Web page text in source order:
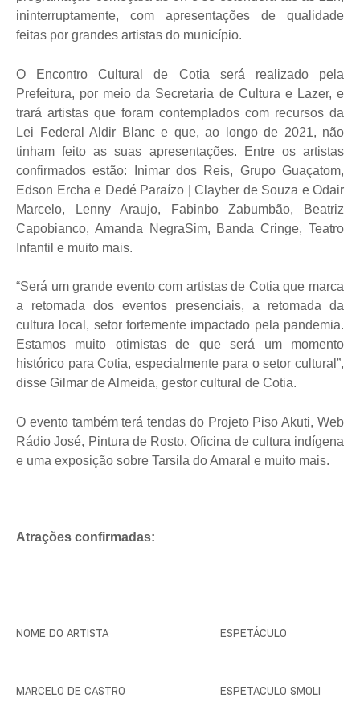
ininterruptamente, com apresentações de qualidade
feitas por grandes artistas do município.
O Encontro Cultural de Cotia será realizado pela
Prefeitura, por meio da Secretaria de Cultura e Lazer, e
trará artistas que foram contemplados com recursos da
Lei Federal Aldir Blanc e que, ao longo de 2021, não
tinham feito as suas apresentações. Entre os artistas
confirmados estão: Inimar dos Reis, Grupo Guaçatom,
Edson Ercha e Dedé Paraízo | Clayber de Souza e Odair
Marcelo, Lenny Araujo, Fabinbo Zabumbão, Beatriz
Capobianco, Amanda NegraSim, Banda Cringe, Teatro
Infantil e muito mais.
“Será um grande evento com artistas de Cotia que marca
a retomada dos eventos presenciais, a retomada da
cultura local, setor fortemente impactado pela pandemia.
Estamos muito otimistas de que será um momento
histórico para Cotia, especialmente para o setor cultural”,
disse Gilmar de Almeida, gestor cultural de Cotia.
O evento também terá tendas do Projeto Piso Akuti, Web
Rádio José, Pintura de Rosto, Oficina de cultura indígena
e uma exposição sobre Tarsila do Amaral e muito mais.
Atrações confirmadas:
NOME DO ARTISTA ESPETÁCULO
MARCELO DE CASTRO ESPETACULO SMOLI